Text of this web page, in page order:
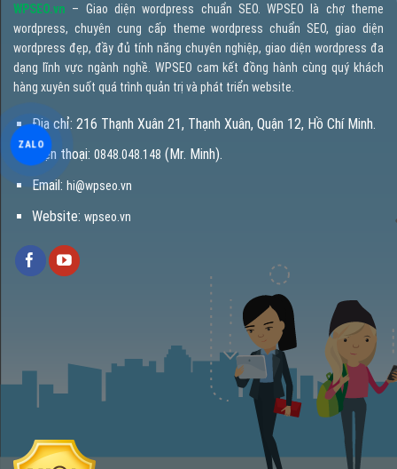
WPSEO.vn – Giao diện wordpress chuẩn SEO. WPSEO là chợ theme
wordpress, chuyên cung cấp theme wordpress chuẩn SEO, giao diện
wordpress đẹp, đầy đủ tính năng chuyên nghiệp, giao diện wordpress đa
dạng lĩnh vực ngành nghề. WPSEO cam kết đồng hành cùng quý khách
hàng xuyên suốt quá trình quản trị và phát triển website.
Địa chỉ: 216 Thạnh Xuân 21, Thạnh Xuân, Quận 12, Hồ Chí Minh.
Điện thoại: 0848.048.148 (Mr. Minh).
Email: hi@wpseo.vn
Website: wpseo.vn
ZALO